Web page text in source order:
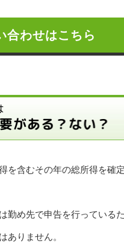
合わせはこちら
を含むその年の総所得を確
勤め先で申告を行っているた
ありません。